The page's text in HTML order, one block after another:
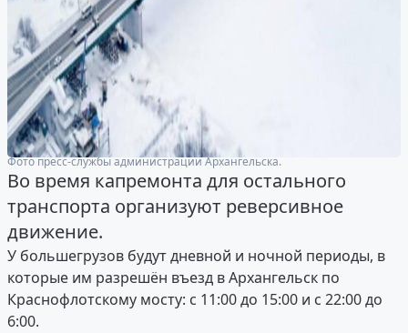
Фото пресс-службы администрации Архангельска.
Во время капремонта для остального
транспорта организуют реверсивное
движение.
У большегрузов будут дневной и ночной периоды, в
которые им разрешён въезд в Архангельск по
Краснофлотскому мосту: с 11:00 до 15:00 и с 22:00 до
6:00.